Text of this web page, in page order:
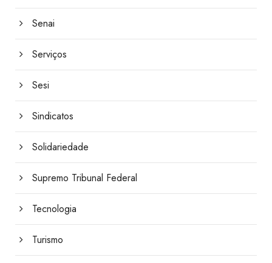
Senai
Serviços
Sesi
Sindicatos
Solidariedade
Supremo Tribunal Federal
Tecnologia
Turismo